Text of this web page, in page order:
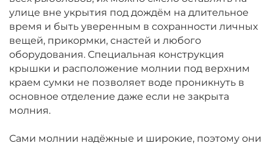
улице вне укрытия под дождём на длительное
время и быть уверенным в сохранности личных
вещей, прикормки, снастей и любого
оборудования. Специальная конструкция
крышки и расположение молнии под верхним
краем сумки не позволяет воде проникнуть в
основное отделение даже если не закрыта
молния.
Сами молнии надёжные и широкие, поэтому они